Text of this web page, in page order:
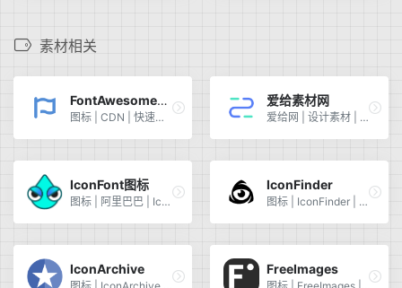
素材相关
FontAwesome图标
图标 | CDN | 快速使用 | FontAwesome | Favicon
爱给素材网
爱给网 | 设计素材 | 免费 | 网站图标
IconFont图标
图标 | 阿里巴巴 | IconFont | Favicon
IconFinder
图标 | IconFinder | Favicon | IconFinder
IconArchive
图标 | IconArchive | Favicon | IconArchive
FreeImages
图标 | FreeImages | Favicon | FreeImages